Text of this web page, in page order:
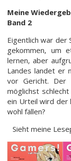
Meine
Band 2
Eigentlich war der
gekommen, um
lernen, aber
Landes landet er
vor Gericht. Der
möglichst
ein Urteil wird der
wohl fällen?
Sieht meine